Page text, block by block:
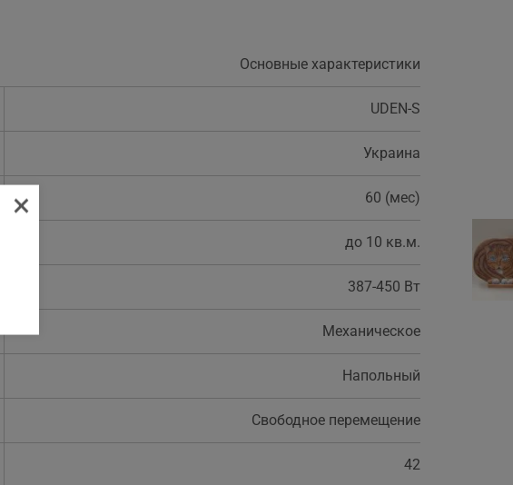
Основные характеристики
UDEN-S
Украина
60 (мес)
до 10 кв.м.
387-450 Вт
Механическое
Напольный
Свободное перемещение
42
×